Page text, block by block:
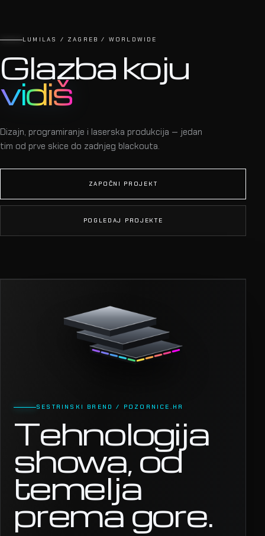
LUMILAS / ZAGREB / WORLDWIDE
Glazba koju
vidiš
Dizajn, programiranje i laserska produkcija — jedan
tim od prve skice do zadnjeg blackouta.
ZAPOČNI PROJEKT
POGLEDAJ PROJEKTE
SESTRINSKI BREND / POZORNICE.HR
Tehnologija
showa, od
temelja
prema gore.